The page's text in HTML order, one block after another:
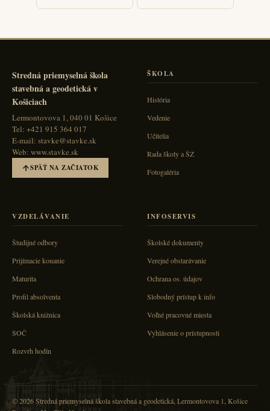
Stredná priemyselná škola
stavebná a geodetická v
Košiciach
Lermontovova 1, 040 01 Košice
Tel: +421 915 364 017
E-mail: stavke@stavke.sk
Web: www.stavke.sk
SPÄŤ NA ZAČIATOK
ŠKOLA
História
Vedenie
Učitelia
Rada školy a ŠZ
Fotogaléria
VZDELÁVANIE
Študijné odbory
Prijímacie konanie
Maturita
Profil absolventa
Školská knižnica
SOČ
Rozvrh hodín
INFOSERVIS
Školské dokumenty
Verejné obstarávanie
Ochrana os. údajov
Slobodný prístup k info
Voľné pracovné miesta
Vyhlásenie o prístupnosti
© 2026 Stredná priemyselná škola stavebná a geodetická, Lermontovova 1, Košice